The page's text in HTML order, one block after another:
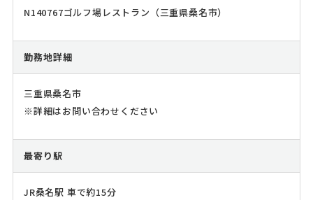
N140767ゴルフ場レストラン（三重県桑名市）
勤務地詳細
三重県桑名市
※詳細はお問い合わせください
最寄り駅
JR桑名駅 車で約15分